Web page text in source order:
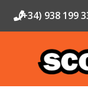
(+34) 938 199